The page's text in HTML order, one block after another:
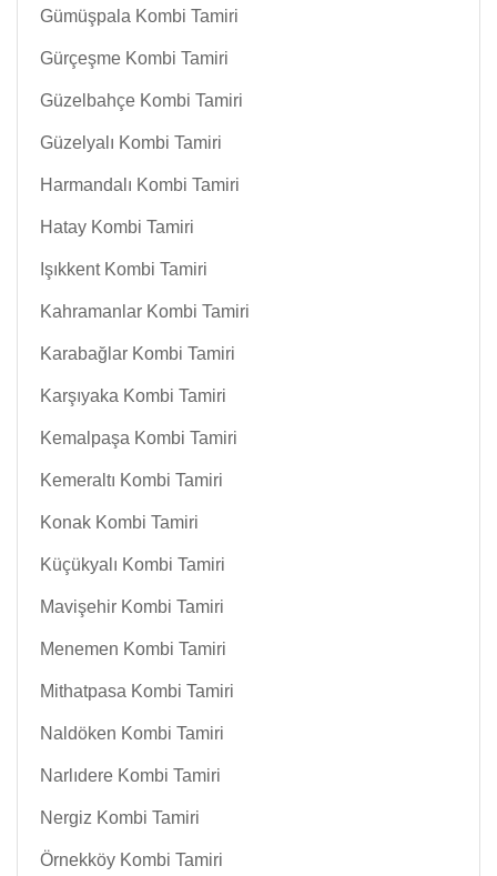
Gümüşpala Kombi Tamiri
Gürçeşme Kombi Tamiri
Güzelbahçe Kombi Tamiri
Güzelyalı Kombi Tamiri
Harmandalı Kombi Tamiri
Hatay Kombi Tamiri
Işıkkent Kombi Tamiri
Kahramanlar Kombi Tamiri
Karabağlar Kombi Tamiri
Karşıyaka Kombi Tamiri
Kemalpaşa Kombi Tamiri
Kemeraltı Kombi Tamiri
Konak Kombi Tamiri
Küçükyalı Kombi Tamiri
Mavişehir Kombi Tamiri
Menemen Kombi Tamiri
Mithatpasa Kombi Tamiri
Naldöken Kombi Tamiri
Narlıdere Kombi Tamiri
Nergiz Kombi Tamiri
Örnekköy Kombi Tamiri